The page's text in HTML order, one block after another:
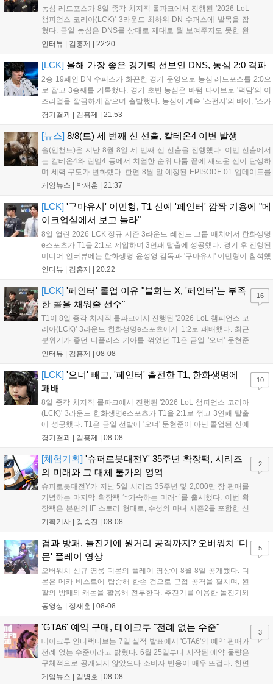
농심 레드포스가 8일 종각 치지직 롤파크에서 진행된 '2026 LoL
챔피언스 코리아(LCK)' 3라운드 최하위 DN 수퍼스에 발목을 잡
혔다. 금일 농심은 DNS를 상대로 제대로 뭘 보여주지도 못한 완
패를 당하고 말았다. 이하 농심 레드포스 최인규 감독과 '리헨즈'
인규 감독 : 모든 경...
인터뷰 | 김홍제 | 22:20
[LCK] 올해 가장 좋은 경기력 선보인 DNS, 농심 2:0 격파
2승 19패인 DN 수퍼스가 화끈한 경기 운영으로 농심 레드포스를 2:0으
로 잡고 3승째를 기록했다. 경기 초반 농심은 바텀 다이브로 '덕담'의 이
즈리얼을 깔끔하게 잡으며 출발했다. 농심이 계속 '스펀지'의 바이, '스카
웃'의 신드라가 맹활약하며 초반부터 잡은 주도권을 계속 잘 굴렸다.
었...
경기결과 | 김홍제 | 21:53
[뉴스] 8/8(토) 세 번째 신 선출, 칼테온4 이변 발생
솔(인챈트)은 지난 8월 8일 세 번째 신 선출을 진행했다. 이번 선출에서
는 칼테온4와 린델4 등에서 치열한 순위 다툼 끝에 새로운 신이 탄생하
며 세력 구도가 변화했다. 한편 8월 말 예정된 EPISODE 01 업데이트를
통해 월드 콘텐츠가 추가될 예정이며, 이를 통해 추후 주신 및 절대신에
더욱 가속화될 전망이다....
게임뉴스 | 박재훈 | 21:37
[LCK] '구마유시' 이민형, T1 신예 '페인터' 깜짝 기용에 "메
이크업실에서 보고 놀라"
8일 열린 2026 LCK 정규 시즌 3라운드 레전드 그룹 매치에서 한화생명
e스포츠가 T1을 2:1로 제압하며 3연패 탈출에 성공했다. 경기 후 진행된
미디어 인터뷰에는 한화생명 윤성영 감독과 '구마유시' 이민형이 참석했
다. 먼저 승리 소감에 대해 윤성영 감독은 "오랜만에 승리해 기분이 좋고,
인터뷰 | 김홍제 | 20:22
[LCK] '페인터' 콜업 이유 "불화는 X, '페인터'는 부족
한 콜을 채워줄 선수"
T1이 8일 종각 치지직 롤파크에서 진행된 '2026 LoL 챔피언스 코
리아(LCK)' 3라운드 한화생명e스포츠에게 1:2로 패배했다. 최근
분위기가 좋던 디플러스 기아를 꺾었던 T1은 금일 '오너' 문현준
을 빼고 신예 '페인터' 김은후를 투입시키는 강수를 뒀으나 결국
즈' 김수환의 인터뷰 내...
인터뷰 | 김홍제 | 08-08
16
[LCK] '오너' 빼고, '페인터' 출전한 T1, 한화생명에
패배
8일 종각 치지직 롤파크에서 진행된 '2026 LoL 챔피언스 코리아
(LCK)' 3라운드 한화생명e스포츠가 T1을 2:1로 꺾고 3연패 탈출
에 성공했다. T1은 금일 선발에 '오너' 문현준이 아닌 콜업된 신예
'페인터' 김은후를 투입했지만, 결국 1:2로 패배하고 말았다. T1은
을 빼냈다....
경기결과 | 김홍제 | 08-08
10
[체험기획] '슈퍼로봇대전Y' 35주년 확장팩, 시리즈
의 미래와 그 대체 불가의 영역
슈퍼로봇대전Y가 지난 5일 시리즈 35주년 및 2,000만 장 판매를
기념하는 마지막 확장팩 ‘~가속하는 미래~’를 출시했다. 이번 확
장팩은 본편의 IF 스토리 형태로, 수성의 마녀 시즌2를 포함한 신
규 참전작과 크로스오버 합체기를 선보이며 작품을 완결 짓는다.
하는 몰입감 있는 서사와 조합을 구현하며 시리즈의 미래를 향한
새로운 가능성을 제시했다....
기획기사 | 강승진 | 08-08
2
검과 방패, 돌진기에 원거리 공격까지? 오버워치 '디
몬' 플레이 영상
오버워치 신규 영웅 디몬의 플레이 영상이 8월 8일 공개됐다. 디
몬은 메카 비스트에 탑승해 한손 검으로 근접 공격을 펼치며, 왼
팔의 방패와 캐논을 활용해 전투한다. 추진기를 이용한 돌진기와
참격 형태의 궁극기를 보유했고, 메카 파괴 시 맨몸으로 기관총을
산의 영웅들 업데이트를 통해 정식 출시될 예정이다....
동영상 | 정재훈 | 08-08
5
'GTA6' 예약 구매, 테이크투 "전례 없는 수준"
테이크투 인터랙티브는 7일 실적 발표에서 'GTA6'의 예약 판매가
전례 없는 수준이라고 밝혔다. 6월 25일부터 시작된 예약 물량은
구체적으로 공개되지 않았으나 소비자 반응이 매우 뜨겁다. 한편
11월 19일 PS5와 Xbox 시리즈 X|S로 정식 출시될 예정이며, 록
게임뉴스 | 김병호 | 08-08
3